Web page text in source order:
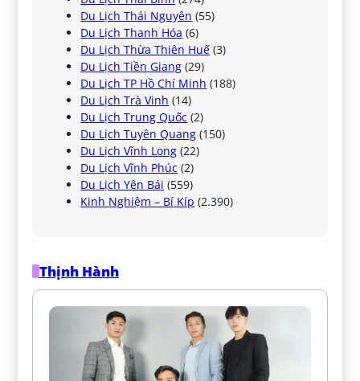
Du Lịch Thái Nguyên (55)
Du Lịch Thanh Hóa (6)
Du Lịch Thừa Thiên Huế (3)
Du Lịch Tiền Giang (29)
Du Lịch TP Hồ Chí Minh (188)
Du Lịch Trà Vinh (14)
Du Lịch Trung Quốc (2)
Du Lịch Tuyên Quang (150)
Du Lịch Vĩnh Long (22)
Du Lịch Vĩnh Phúc (2)
Du Lịch Yên Bái (559)
Kinh Nghiệm – Bí Kíp (2.390)
Thịnh Hành